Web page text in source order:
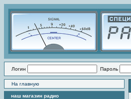
Логин Пароль
На главную
наш магазин радио